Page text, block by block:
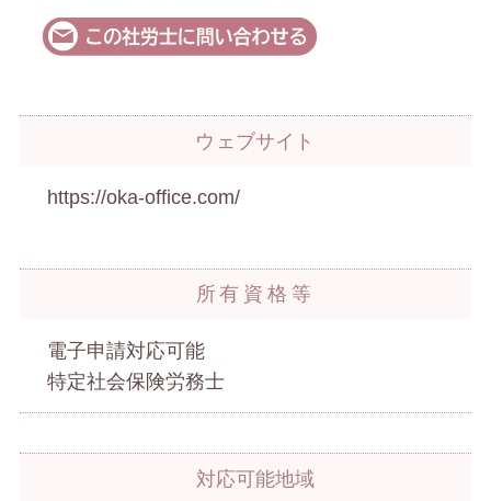
ウェブサイト
https://oka-office.com/
所有資格等
電子申請対応可能
特定社会保険労務士
対応可能地域